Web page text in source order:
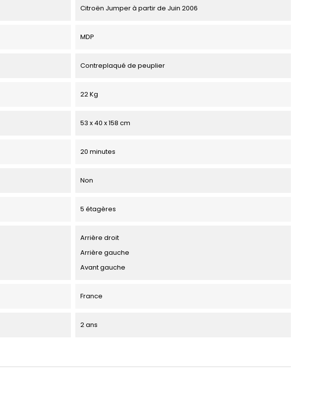
Citroën Jumper à partir de Juin 2006
MDP
Contreplaqué de peuplier
22 Kg
53 x 40 x 158 cm
20 minutes
Non
5 étagères
Arrière droit
Arrière gauche
Avant gauche
France
2 ans